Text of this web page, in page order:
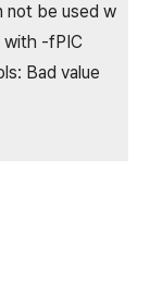
not be used w
with -fPIC
Bad value